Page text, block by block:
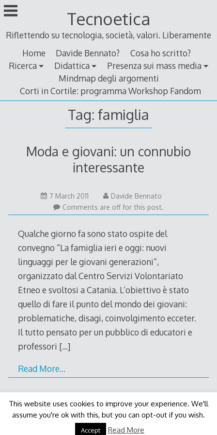
Skip
to
Tecnoetica
Riflettendo su tecnologia, società, valori. Liberamente
Home
Davide Bennato?
Cosa ho scritto?
Ricerca
Didattica
Presenza sui mass media
Mindmap degli argomenti
Corti in Cortile: programma Workshop Fandom
Tag: famiglia
Moda e giovani: un connubio
interessante
7 March 20115
March
2011
Davide Bennato
Comments are off for this post.
Qualche giorno fa sono stato ospite del
convegno “La famiglia ieri e oggi: nuovi
linguaggi per le giovani generazioni“,
organizzato dal Centro Servizi Volontariato
Etneo e svoltosi a Catania. L’obiettivo è stato
quello di fare il punto del mondo dei giovani:
problematiche, disagi, coinvolgimento ecceter.
Il tutto pensato per un pubblico di educatori e
professori […]
Read More…
Decode Themeby Macho Themes
This website uses cookies to improve your experience. We'll
assume you're ok with this, but you can opt-out if you wish.
Accept Read More